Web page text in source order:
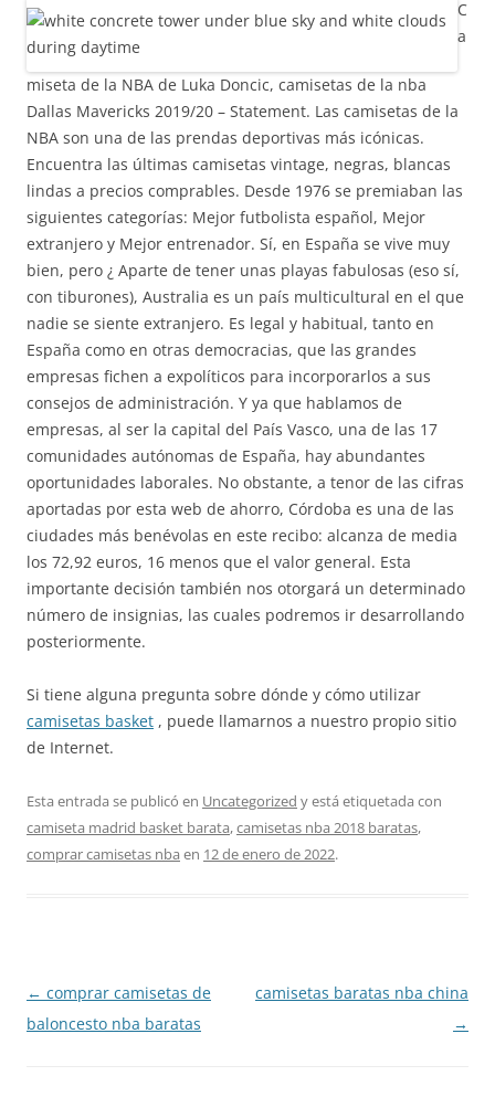
C
a
miseta de la NBA de Luka Doncic, camisetas de la nba
Dallas Mavericks 2019/20 – Statement. Las camisetas de la
NBA son una de las prendas deportivas más icónicas.
Encuentra las últimas camisetas vintage, negras, blancas
lindas a precios comprables. Desde 1976 se premiaban las
siguientes categorías: Mejor futbolista español, Mejor
extranjero y Mejor entrenador. Sí, en España se vive muy
bien, pero ¿ Aparte de tener unas playas fabulosas (eso sí,
con tiburones), Australia es un país multicultural en el que
nadie se siente extranjero. Es legal y habitual, tanto en
España como en otras democracias, que las grandes
empresas fichen a expolíticos para incorporarlos a sus
consejos de administración. Y ya que hablamos de
empresas, al ser la capital del País Vasco, una de las 17
comunidades autónomas de España, hay abundantes
oportunidades laborales. No obstante, a tenor de las cifras
aportadas por esta web de ahorro, Córdoba es una de las
ciudades más benévolas en este recibo: alcanza de media
los 72,92 euros, 16 menos que el valor general. Esta
importante decisión también nos otorgará un determinado
número de insignias, las cuales podremos ir desarrollando
posteriormente.
Si tiene alguna pregunta sobre dónde y cómo utilizar
camisetas basket , puede llamarnos a nuestro propio sitio
de Internet.
Esta entrada se publicó en Uncategorized y está etiquetada con
camiseta madrid basket barata,camisetas nba 2018 baratas,
comprar camisetas nba en 12 de enero de 2022.
Navegación
de
← comprar camisetas de
baloncesto nba baratas
camisetas baratas nba china
→